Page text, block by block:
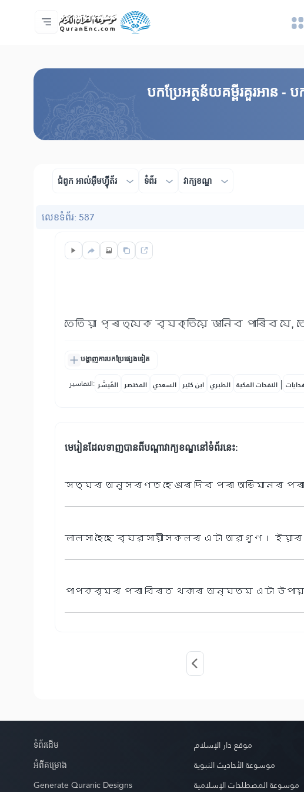
ទំព័រ​ដេីម
មាតិកានៃការបកប្រែ
Audio
សេវាកម្មសម្រាប់អ្នកអភិវឌ្ឍន៍ - API
អំពី​គម្រោង
ទំនាក់ទំងមកកាន់យើងខ្ញុំ
ភាសា
បកប្រែអត្ថន័យគម្ពីរគួរអាន -
ជំពូក​ អាល់អ៊ីមហ្វុីត័រ ទំព័រ វាក្យខណ្ឌ
លេខ​ទំព័រ: 587
তেতিয়া প্ৰত্যেক ব্যক্তিয়ে জানিব পাৰিব যে,
បង្ហាញការបកប្រែផ្សេងទៀត
التفاسير: المُيسَّر المختصر السعدي ابن كثير الطبري النفحات المكية |
មេរៀនដែលទាញបានពីបណ្តាវាក្យខណ្ឌនៅទំព័រនេះ:
সত্যৰ অনুসৰণত হেঙাৰ দিব পৰা অভিমানৰ
লালসা হৈছে ব্যৱসায়ীসকলৰ এটা অৱগুণ। ইয়াৰ
পাপকৰ্মৰ পৰা বিৰত থকাৰ অন্যতম এটা
ទំព័រ​ដេីម
អំពី​គម្រោង
Generate Quranic Designs
موقع دار الإسلام
موسوعة الأحاديث النبوية
موسوعة المصطلحات الإسلامية